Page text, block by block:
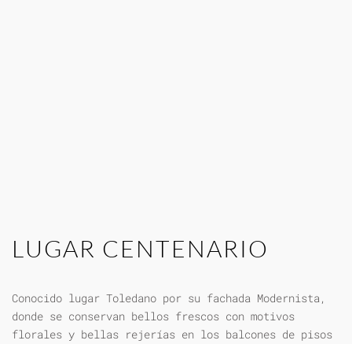
LUGAR CENTENARIO
Conocido lugar Toledano por su fachada Modernista,
donde se conservan bellos frescos con motivos
florales y bellas rejerías en los balcones de pisos